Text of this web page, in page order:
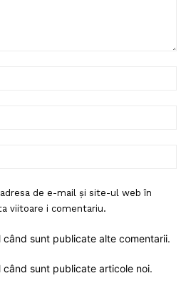
de e-mail și site-ul web în
viitoare i comentariu.
sunt publicate alte comentarii.
sunt publicate articole noi.